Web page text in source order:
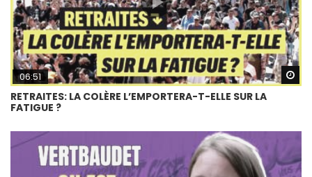
06:51
RETRAITES: LA COLÈRE L’EMPORTERA-T-ELLE SUR LA
FATIGUE ?